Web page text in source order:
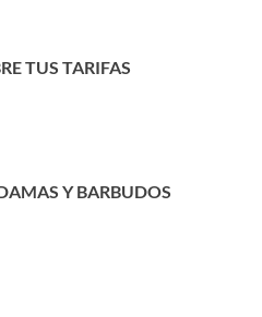
TUS TARIFAS
Y BARBUDOS